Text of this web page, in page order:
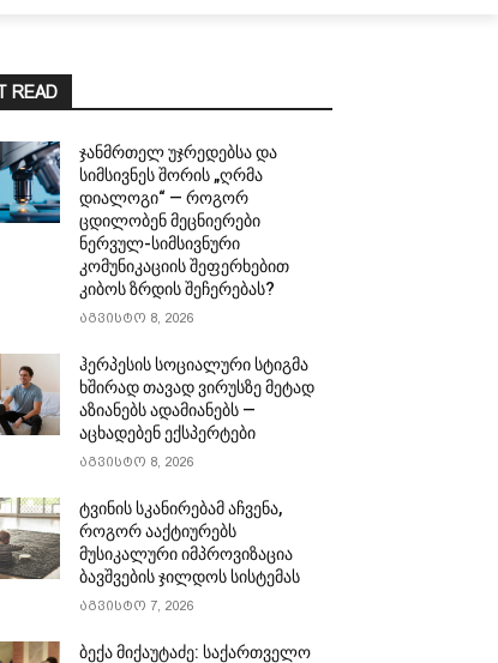
READ
ჯანმრთელ უჯრედებსა და
სიმსივნეს შორის „ღრმა
დიალოგი“ — როგორ
ცდილობენ მეცნიერები
ნერვულ-სიმსივნური
კომუნიკაციის შეფერხებით
კიბოს ზრდის შეჩერებას?
აგვისტო 8, 2026
ჰერპესის სოციალური სტიგმა
ხშირად თავად ვირუსზე მეტად
აზიანებს ადამიანებს —
აცხადებენ ექსპერტები
აგვისტო 8, 2026
ტვინის სკანირებამ აჩვენა,
როგორ ააქტიურებს
მუსიკალური იმპროვიზაცია
ბავშვების ჯილდოს სისტემას
აგვისტო 7, 2026
ბექა მიქაუტაძე: საქართველო